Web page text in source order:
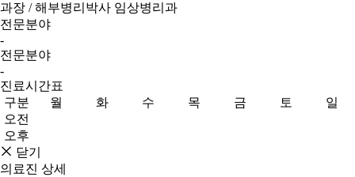
과장 / 해부병리박사 임상병리과
전문분야
-
전문분야
-
진료시간표
구분
월 화 수 목 금 토
일
오전
오후
닫기
의료진 상세